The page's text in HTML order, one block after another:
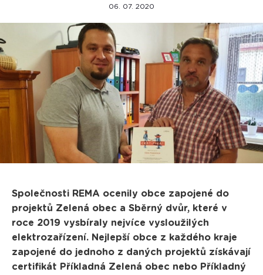
06. 07. 2020
Společnosti REMA ocenily obce zapojené do
projektů Zelená obec a Sběrný dvůr, které v
roce 2019 vysbíraly nejvíce vysloužilých
elektrozařízení. Nejlepší obce z každého kraje
zapojené do jednoho z daných projektů získávají
certifikát Příkladná Zelená obec nebo Příkladný